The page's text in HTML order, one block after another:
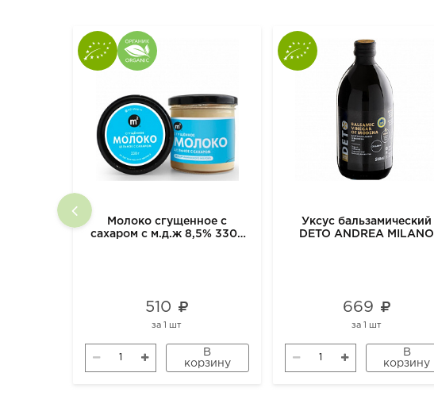
Молоко сгущенное с
сахаром с м.д.ж 8,5% 330г
510
за1 шт
В
корзину
Уксус бальзамический
DETO ANDREA MILANO
669
за 1 шт
В
корзину